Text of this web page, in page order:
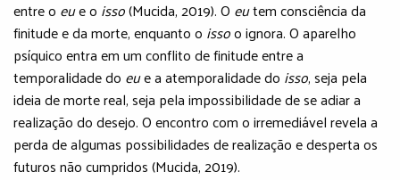
entre o eue o isso(Mucida, 2019). O eutem consciência da
finitude e da morte, enquanto o issoo ignora. O aparelho
psíquico entra em um conflito de finitude entre a
temporalidade do eue a atemporalidade do isso, seja pela
ideia de morte real, seja pela impossibilidade de se adiar a
realização do desejo. O encontro com o irremediável revela a
perda de algumas possibilidades de realização e desperta os
futuros não cumpridos (Mucida, 2019).